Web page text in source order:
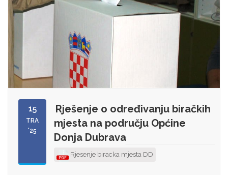
15
TRA
'25
Rješenje o određivanju biračkih
mjesta na području Općine
Donja Dubrava
Rjesenje biracka mjesta DD